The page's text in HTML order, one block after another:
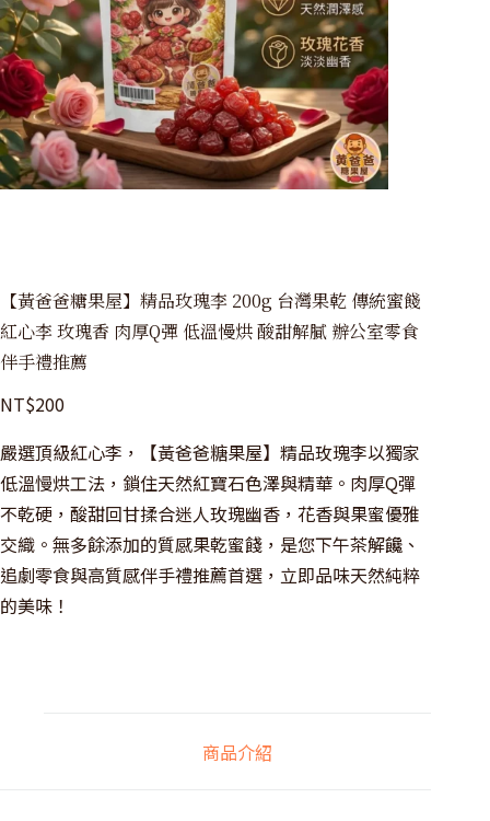
【黃爸爸糖果屋】精品玫瑰李 200g 台灣果乾 傳統蜜餞
紅心李 玫瑰香 肉厚Q彈 低溫慢烘 酸甜解膩 辦公室零食
伴手禮推薦
NT$200
嚴選頂級紅心李，【黃爸爸糖果屋】精品玫瑰李以獨家
低溫慢烘工法，鎖住天然紅寶石色澤與精華。肉厚Q彈
不乾硬，酸甜回甘揉合迷人玫瑰幽香，花香與果蜜優雅
交織。無多餘添加的質感果乾蜜餞，是您下午茶解饞、
追劇零食與高質感伴手禮推薦首選，立即品味天然純粹
的美味！
商品介紹